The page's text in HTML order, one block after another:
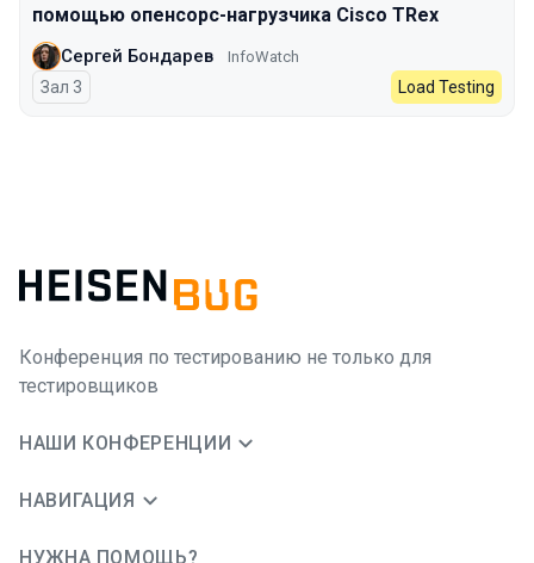
помощью опенсорс-нагрузчика Cisco TRex
Сергей Бондарев InfoWatch
Зал 3 Load Testing
Конференция по тестированию не только для
тестировщиков
НАШИ КОНФЕРЕНЦИИ
НАВИГАЦИЯ
НУЖНА ПОМОЩЬ?